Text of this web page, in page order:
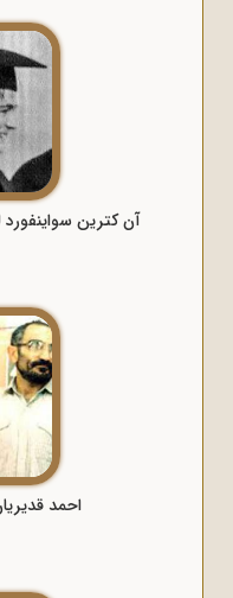
آن کترین سواینفورد
احمد قدیریان